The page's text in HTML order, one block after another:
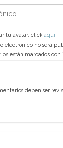
tu avatar, click aquí.
electrónico no será
están marcados con *
deben ser